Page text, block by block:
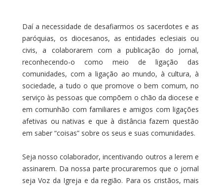
Daí a necessidade de desafiarmos os sacerdotes e as
paróquias, os diocesanos, as entidades eclesiais ou
civis, a colaborarem com a publicação do jornal,
reconhecendo-o como meio de ligação das
comunidades, com a ligação ao mundo, à cultura, à
sociedade, a tudo o que promove o bem comum, no
serviço às pessoas que compõem o chão da diocese e
em comunhão com familiares e amigos com ligações
afetivas ou nativas e que à distância fazem questão
em saber “coisas” sobre os seus e suas comunidades.
Seja nosso colaborador, incentivando outros a lerem e
assinarem. Da nossa parte procuraremos que o jornal
seja Voz da Igreja e da região. Para os cristãos, mais